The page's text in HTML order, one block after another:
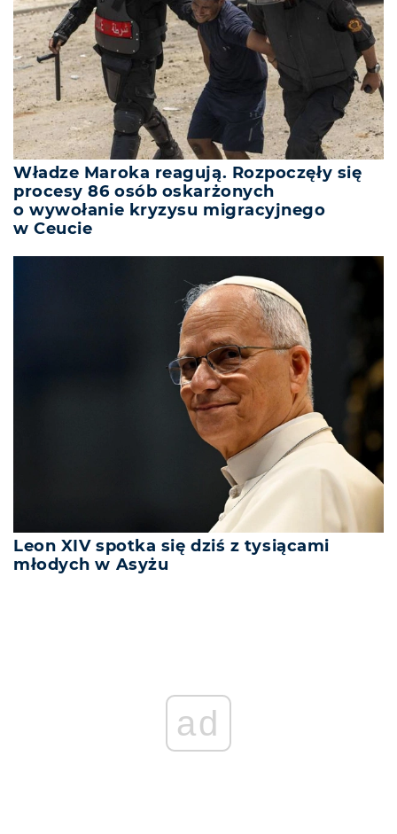
Władze Maroka reagują. Rozpoczęły się
procesy 86 osób oskarżonych
o wywołanie kryzysu migracyjnego
w Ceucie
Leon XIV spotka się dziś z tysiącami
młodych w Asyżu
ad